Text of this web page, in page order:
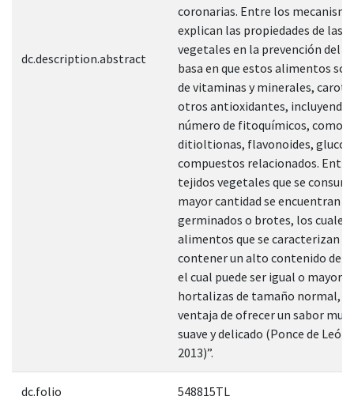
dc.description.abstract
coronarias. Entre los
explican las propiedades de las
vegetales en la prevención del
basa en que estos alimentos
de vitaminas y minerales,
otros antioxidantes, incluyendo
número de fitoquímicos, como
ditioltionas, flavonoides,
compuestos relacionados.
tejidos vegetales que se
mayor cantidad se encuentran
germinados o brotes, los cuales
alimentos que se caracterizan
contener un alto contenido de
el cual puede ser igual o mayor
hortalizas de tamaño normal,
ventaja de ofrecer un sabor
suave y delicado (Ponce de
2013)”.
dc.folio 548815TL